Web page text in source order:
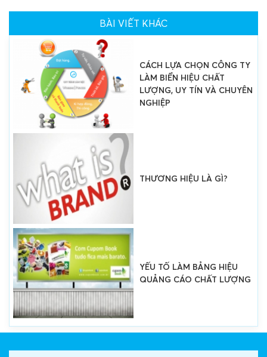
BÀI VIẾT KHÁC
CÁCH LỰA CHỌN CÔNG TY
LÀM BIỂN HIỆU CHẤT
LƯỢNG, UY TÍN VÀ CHUYÊN
NGHIỆP
THƯƠNG HIỆU LÀ GÌ?
YẾU TỐ LÀM BẢNG HIỆU
QUẢNG CÁO CHẤT LƯỢNG